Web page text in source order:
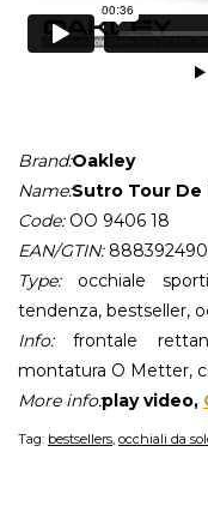
Brand:Oakley
Name:Sutro Tour De
Code:OO 9406 18
EAN/GTIN:
Type:occhiale
tendenza, bestseller,
Info:frontale
montatura O Metter,
More info:play video,
Tag: bestsellers, occhiali da